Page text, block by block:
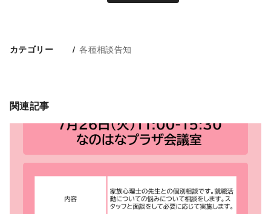
カテゴリー 各種相談告知
関連記事